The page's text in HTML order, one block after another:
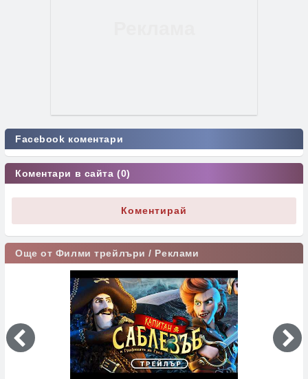
Facebook коментари
Коментари в сайта (0)
Коментирай
Още от Филми трейлъри / Реклами